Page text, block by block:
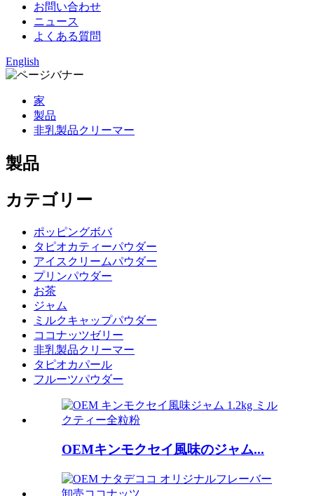
お問い合わせ
ニュース
よくある質問
English
家
製品
非乳製品クリーマー
製品
カテゴリー
ポッピングボバ
タピオカティーパウダー
アイスクリームパウダー
プリンパウダー
お茶
ジャム
ミルクキャップパウダー
ココナッツゼリー
非乳製品クリーマー
タピオカパール
フルーツパウダー
OEMキンモクセイ風味のジャム...